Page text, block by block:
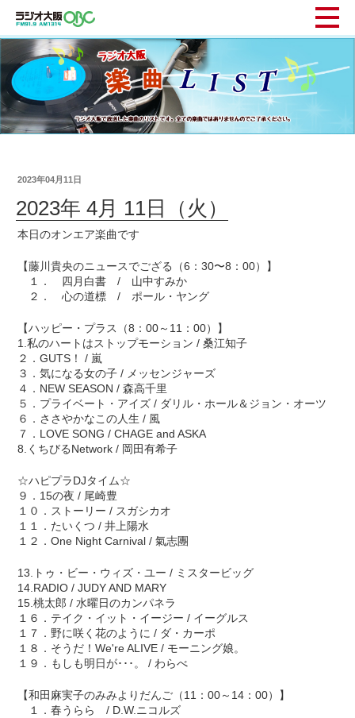
2023年04月11日
2023年 4月 11日（火）
本日のオンエア楽曲です
【藤川貴央のニュースでござる（6：30〜8：00）】
１． 四月白書 / 山中すみか
２． 心の道標 / ポール・ヤング
【ハッピー・プラス（8：00～11：00）】
1.私のハートはストップモーション / 桑江知子
２．GUTS！ / 嵐
３．気になる女の子 / メッセンジャーズ
４．NEW SEASON / 森高千里
５．プライベート・アイズ / ダリル・ホール＆ジョン・オーツ
６．ささやかなこの人生 / 風
７．LOVE SONG / CHAGE and ASKA
8.くちびるNetwork / 岡田有希子
☆ハピプラDJタイム☆
９．15の夜 / 尾崎豊
１０．ストーリー / スガシカオ
１１．たいくつ / 井上陽水
１２．One Night Carnival / 氣志團
13.トゥ・ビー・ウィズ・ユー / ミスタービッグ
14.RADIO / JUDY AND MARY
15.桃太郎 / 水曜日のカンパネラ
１６．テイク・イット・イージー / イーグルス
１７．野に咲く花のように / ダ・カーポ
１８．そうだ！We're ALIVE / モーニング娘。
１９．もしも明日が･･･。 / わらべ
【和田麻実子のみみよりだんご（11：00～14：00）】
１．春うらら / D.W.ニコルズ